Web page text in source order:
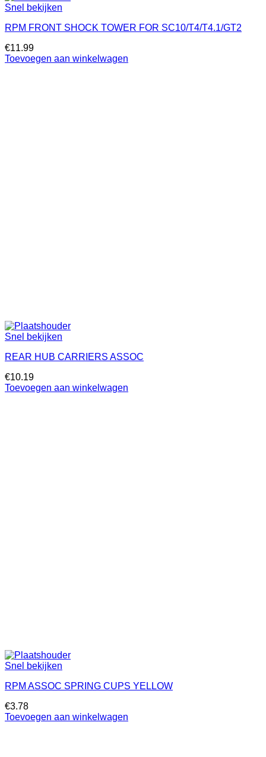
Snel bekijken
RPM FRONT SHOCK TOWER FOR SC10/T4/T4.1/GT2
€11.99
Toevoegen aan winkelwagen
Snel bekijken
REAR HUB CARRIERS ASSOC
€10.19
Toevoegen aan winkelwagen
Snel bekijken
RPM ASSOC SPRING CUPS YELLOW
€3.78
Toevoegen aan winkelwagen